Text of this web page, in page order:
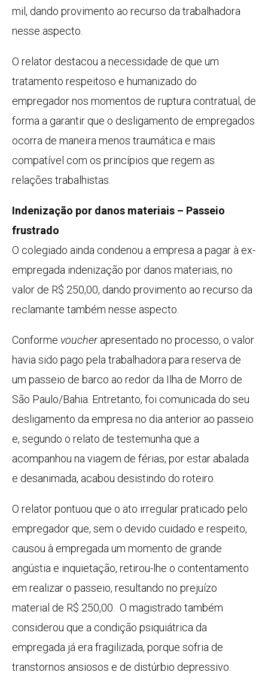
mil, dando provimento ao recurso da trabalhadora
nesse aspecto.
O relator destacou a necessidade de que um
tratamento respeitoso e humanizado do
empregador nos momentos de ruptura contratual, de
forma a garantir que o desligamento de empregados
ocorra de maneira menos traumática e mais
compatível com os princípios que regem as
relações trabalhistas.
Indenização por danos materiais – Passeio
frustrado
O colegiado ainda condenou a empresa a pagar à ex-
empregada indenização por danos materiais, no
valor de R$ 250,00, dando provimento ao recurso da
reclamante também nesse aspecto.
Conforme voucherapresentado no processo, o valor
havia sido pago pela trabalhadora para reserva de
um passeio de barco ao redor da Ilha de Morro de
São Paulo/Bahia. Entretanto, foi comunicada do seu
desligamento da empresa no dia anterior ao passeio
e, segundo o relato de testemunha que a
acompanhou na viagem de férias, por estar abalada
e desanimada, acabou desistindo do roteiro.
O relator pontuou que o ato irregular praticado pelo
empregador que, sem o devido cuidado e respeito,
causou à empregada um momento de grande
angústia e inquietação, retirou-lhe o contentamento
em realizar o passeio, resultando no prejuízo
material de R$ 250,00. O magistrado também
considerou que a condição psiquiátrica da
empregada já era fragilizada, porque sofria de
transtornos ansiosos e de distúrbio depressivo.